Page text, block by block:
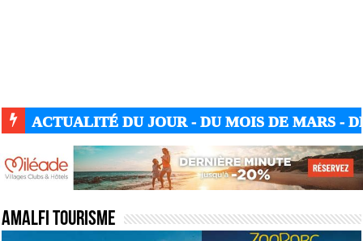
ACTUALITÉ DU JOUR - DU MOIS DE MARS -
Amalfi tourisme